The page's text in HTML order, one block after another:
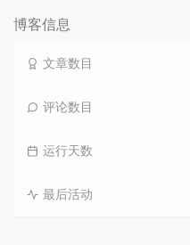
博客信息
文章数目
评论数目
运行天数
最后活动